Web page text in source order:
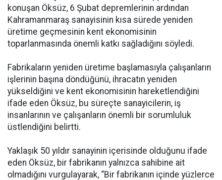
konuşan Öksüz, 6 Şubat depremlerinin ardından
Kahramanmaraş sanayisinin kısa sürede yeniden
üretime geçmesinin kent ekonomisinin
toparlanmasında önemli katkı sağladığını söyledi.
Fabrikaların yeniden üretime başlamasıyla çalışanların
işlerinin başına döndüğünü, ihracatın yeniden
yükseldiğini ve kent ekonomisinin hareketlendiğini
ifade eden Öksüz, bu süreçte sanayicilerin, iş
insanlarının ve çalışanların önemli bir sorumluluk
üstlendiğini belirtti.
Yaklaşık 50 yıldır sanayinin içerisinde olduğunu ifade
eden Öksüz, bir fabrikanın yalnızca sahibine ait
olmadığını vurgulayarak, “Bir fabrikanın içinde yüzlerce